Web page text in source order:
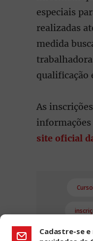
especiais
realizadas
medida
qualificação
As
site oficial
Curso
Cadastre-se e